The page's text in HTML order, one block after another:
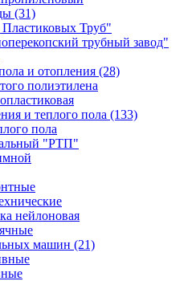
(31)
Пластиковых Труб"
трубный завод"
и отопления (28)
полиэтилена
и теплого пола (133)
пола
"РТП"
нейлоновая
машин (21)